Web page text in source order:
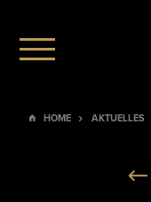
HOME AKTUELLES